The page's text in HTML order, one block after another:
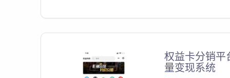
权益卡分销
量变现系统